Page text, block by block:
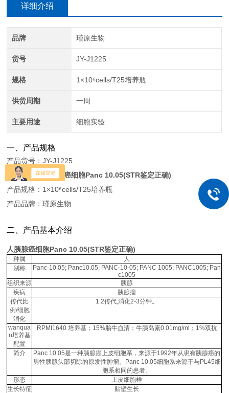
详细介绍
品牌 瑾原生物
货号 JY-J1225
规格 1×10⁶cells/T25培养瓶
供货周期 一周
主要用途 细胞实验
一、产品规格
产品货号：JY-J1225
产品名称：人胰腺癌细胞Panc 10.05(STR鉴定正确)
产品规格：1×10⁶cells/T25培养瓶
产品品牌：瑾原生物
二、产品基本介绍
人胰腺癌细胞Panc 10.05(STR鉴定正确)
种属
人
别称
Panc-10.05; Panc10.05; PANC-10-05; PANC 1005; PANC1005; Pan
c1005
组织来源
胰腺
疾病
胰腺瘤
传代比
例/细胞
消化
1:2传代,消化2-3分钟。
wanqua
n培养基
配置
RPMI1640 培养基；15%胎牛血清；牛胰岛素0.01mg/ml；1%双抗
简介
Panc 10.05是一种胰腺癌上皮细胞系，来源于1992年从患有胰腺癌的
男性胰腺头部切除的原发性肿瘤。Panc 10.05细胞系来源于与PL45细
胞系相同的患者。
形态
上皮细胞样
生长特征
贴壁生长